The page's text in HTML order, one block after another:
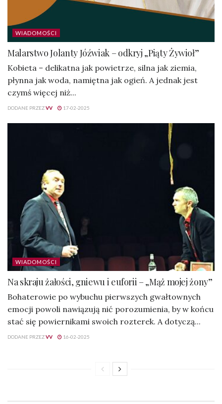
WIADOMOŚCI
Malarstwo Jolanty Jóźwiak – odkryj „Piąty Żywioł”
Kobieta – delikatna jak powietrze, silna jak ziemia,
płynna jak woda, namiętna jak ogień. A jednak jest
czymś więcej niż...
DODANE PRZEZVV 17-02-2025
WIADOMOŚCI
Na skraju żałości, gniewu i euforii – „Mąż mojej żony”
Bohaterowie po wybuchu pierwszych gwałtownych
emocji powoli nawiązują nić porozumienia, by w końcu
stać się powiernikami swoich rozterek. A dotyczą...
DODANE PRZEZVV 16-02-2025